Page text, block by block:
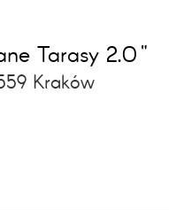
Tarasy 2.0"
Kraków